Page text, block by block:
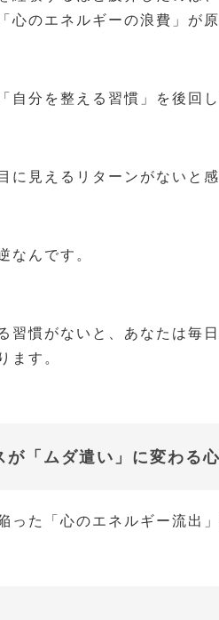
心のエネルギーの浪費」が原
自分を整える習慣」を後回
に見えるリターンがないと感
なんです。
習慣がないと、あなたは毎
ます。
が「ムダ遣い」に変わる
った「心のエネルギー流出